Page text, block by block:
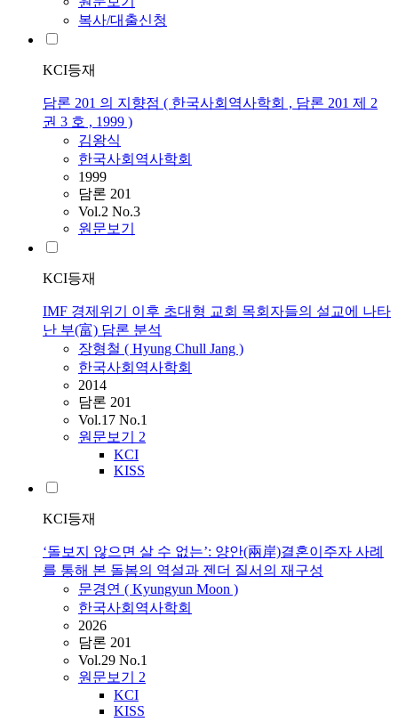
복사/대출신청
KCI등재
담론 201 의 지향점 ( 한국사회역사학회 , 담론 201 제 2
권 3 호 , 1999 )
김왕식
한국사회역사학회
1999
담론 201
Vol.2 No.3
원문보기
KCI등재
IMF 경제위기 이후 초대형 교회 목회자들의 설교에 나타
난 부(富) 담론 분석
장형철 ( Hyung Chull Jang )
한국사회역사학회
2014
담론 201
Vol.17 No.1
원문보기 2
KCI
KISS
KCI등재
‘돌보지 않으면 살 수 없는’: 양안(兩岸)결혼이주자 사례
를 통해 본 돌봄의 역설과 젠더 질서의 재구성
문경연 ( Kyungyun Moon )
한국사회역사학회
2026
담론 201
Vol.29 No.1
원문보기 2
KCI
KISS